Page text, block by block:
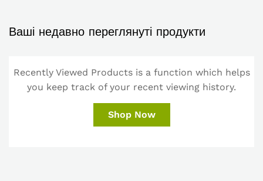
Ваші недавно переглянуті продукти
Recently Viewed Products is a function which helps
you keep track of your recent viewing history.
Shop Now